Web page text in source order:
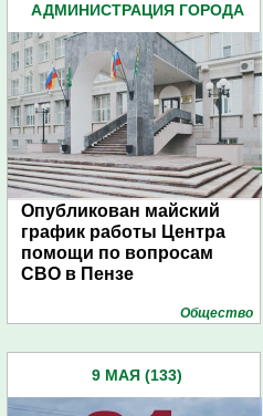
АДМИНИСТРАЦИЯ ГОРОДА
Опубликован майский
график работы Центра
помощи по вопросам
СВО в Пензе
Общество
9 МАЯ (133)